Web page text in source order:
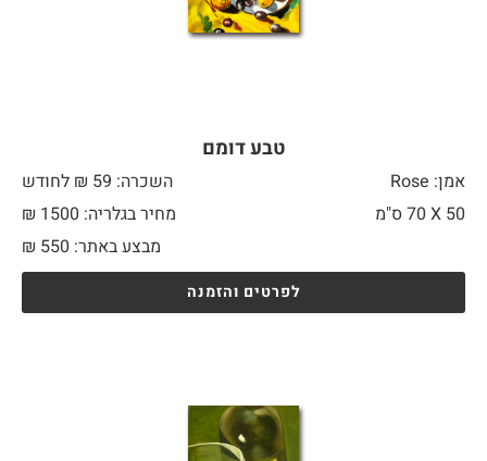
טבע דומם
אמן: Rose
השכרה: 59 ₪ לחודש
50 X
מחיר בגלריה: 1500 ₪
מבצע באתר:
₪ 550
לפרטים והזמנה